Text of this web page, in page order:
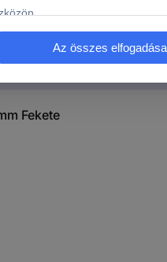
DC 230 mm Fekete
Fekete